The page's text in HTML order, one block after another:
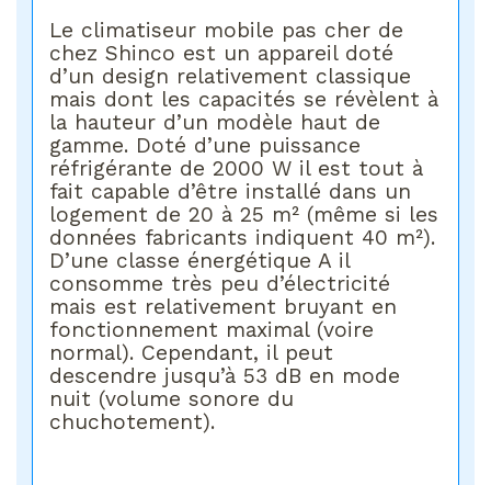
Le climatiseur mobile pas cher de
chez Shinco est un appareil doté
d’un design relativement classique
mais dont les capacités se révèlent à
la hauteur d’un modèle haut de
gamme. Doté d’une puissance
réfrigérante de 2000 W il est tout à
fait capable d’être installé dans un
logement de 20 à 25 m² (même si les
données fabricants indiquent 40 m²).
D’une classe énergétique A il
consomme très peu d’électricité
mais est relativement bruyant en
fonctionnement maximal (voire
normal). Cependant, il peut
descendre jusqu’à 53 dB en mode
nuit (volume sonore du
chuchotement).